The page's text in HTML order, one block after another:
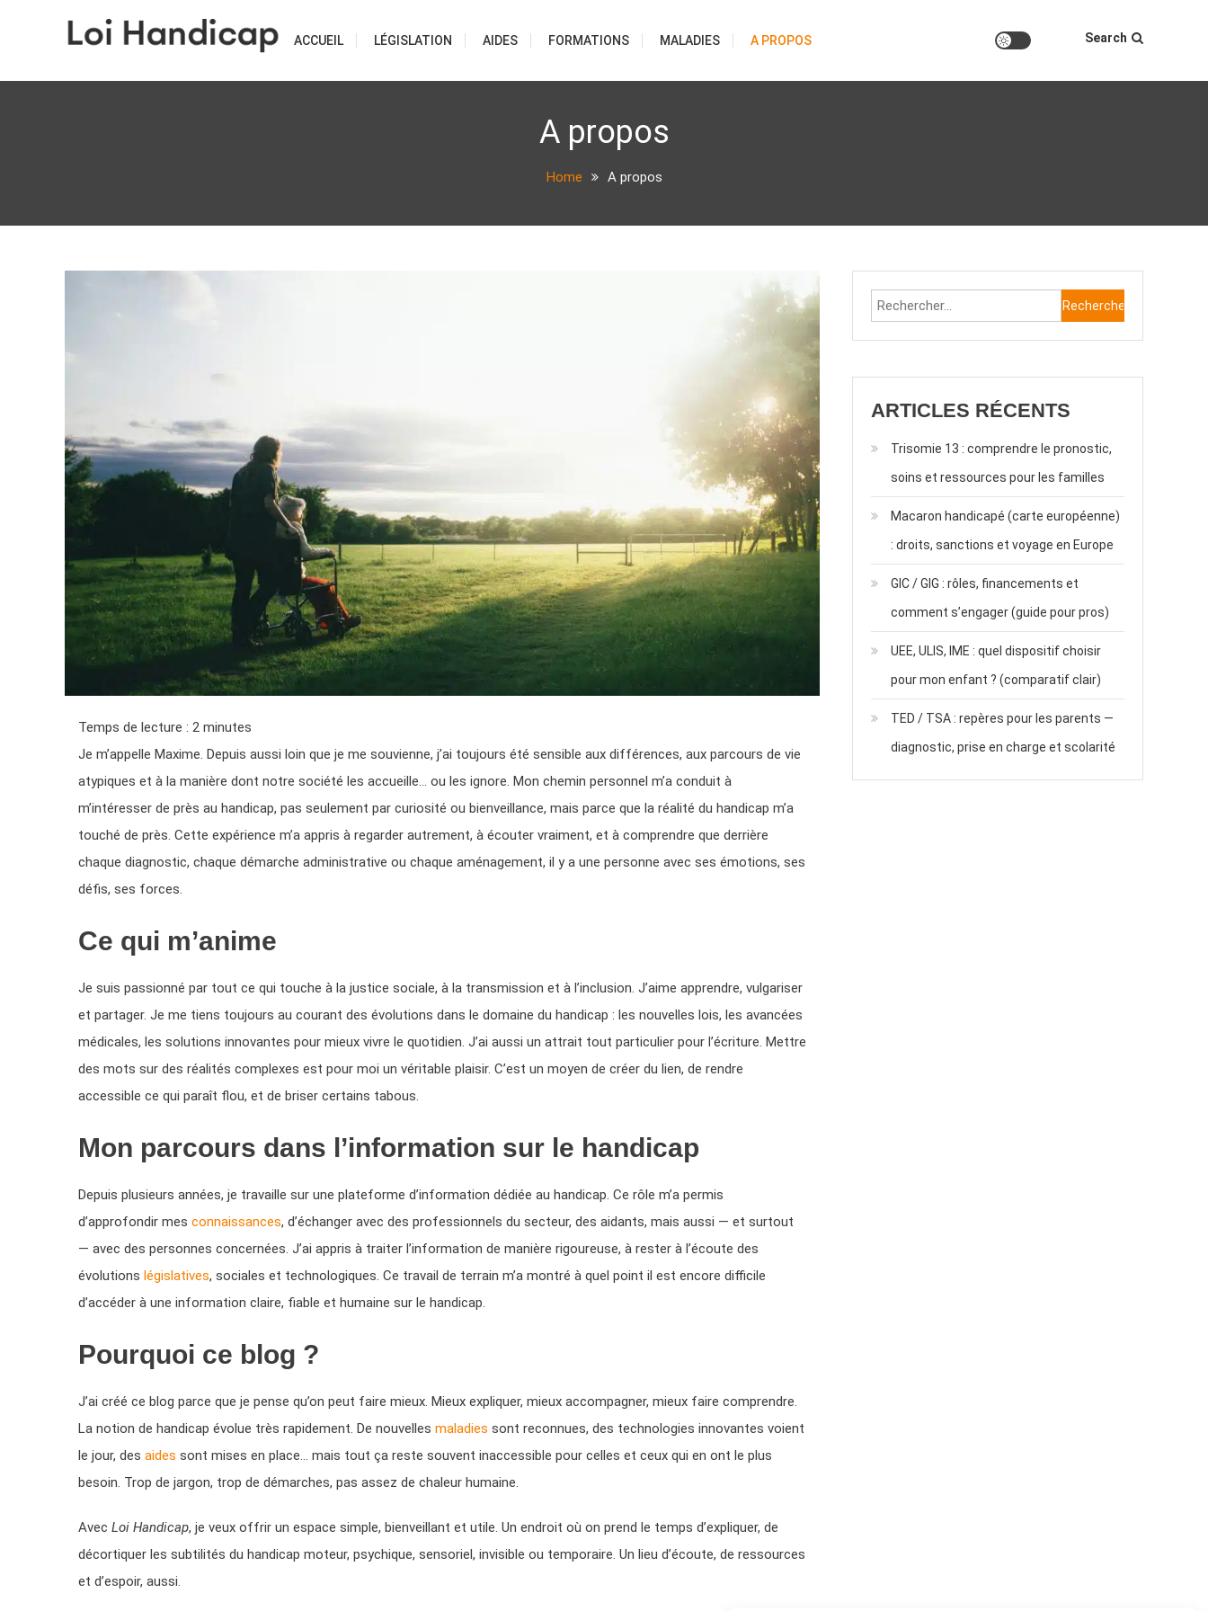
Loi handicap
ACCUEIL LÉGISLATION AIDES FORMATIONS MALADIES A PROPOS Search
A propos
Home A propos
Temps de lecture : 2 minutes
Je m’appelle Maxime. Depuis aussi loin que je me souvienne, j’ai toujours été sensible aux différences, aux parcours de vie
atypiques et à la manière dont notre société les accueille… ou les ignore. Mon chemin personnel m’a conduit à
m’intéresser de près au handicap, pas seulement par curiosité ou bienveillance, mais parce que la réalité du handicap m’a
touché de près. Cette expérience m’a appris à regarder autrement, à écouter vraiment, et à comprendre que derrière
chaque diagnostic, chaque démarche administrative ou chaque aménagement, il y a une personne avec ses émotions, ses
défis, ses forces.
Ce qui m’anime
Je suis passionné par tout ce qui touche à la justice sociale, à la transmission et à l’inclusion. J’aime apprendre, vulgariser
et partager. Je me tiens toujours au courant des évolutions dans le domaine du handicap : les nouvelles lois, les avancées
médicales, les solutions innovantes pour mieux vivre le quotidien. J’ai aussi un attrait tout particulier pour l’écriture. Mettre
des mots sur des réalités complexes est pour moi un véritable plaisir. C’est un moyen de créer du lien, de rendre
accessible ce qui paraît flou, et de briser certains tabous.
Mon parcours dans l’information sur le handicap
Depuis plusieurs années, je travaille sur une plateforme d’information dédiée au handicap. Ce rôle m’a permis
d’approfondir mes connaissances, d’échanger avec des professionnels du secteur, des aidants, mais aussi — et surtout
— avec des personnes concernées. J’ai appris à traiter l’information de manière rigoureuse, à rester à l’écoute des
évolutions législatives, sociales et technologiques. Ce travail de terrain m’a montré à quel point il est encore difficile
d’accéder à une information claire, fiable et humaine sur le handicap.
Pourquoi ce blog ?
J’ai créé ce blog parce que je pense qu’on peut faire mieux. Mieux expliquer, mieux accompagner, mieux faire comprendre.
La notion de handicap évolue très rapidement. De nouvelles maladies sont reconnues, des technologies innovantes voient
le jour, des aides sont mises en place… mais tout ça reste souvent inaccessible pour celles et ceux qui en ont le plus
besoin. Trop de jargon, trop de démarches, pas assez de chaleur humaine.
Avec Loi Handicap, je veux offrir un espace simple, bienveillant et utile. Un endroit où on prend le temps d’expliquer, de
décortiquer les subtilités du handicap moteur, psychique, sensoriel, invisible ou temporaire. Un lieu d’écoute, de ressources
et d’espoir, aussi.
Rechercher :
ARTICLES RÉCENTS
Trisomie 13 : comprendre le pronostic,
soins et ressources pour les familles
Macaron handicapé (carte européenne)
: droits, sanctions et voyage en Europe
GIC / GIG : rôles, financements et
comment s’engager (guide pour pros)
UEE, ULIS, IME : quel dispositif choisir
pour mon enfant ? (comparatif clair)
TED / TSA : repères pour les parents —
diagnostic, prise en charge et scolarité